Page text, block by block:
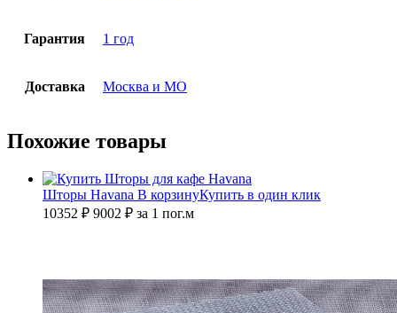
Гарантия 1 год
Доставка Москва и МО
Похожие товары
Шторы Havana В корзинуКупить в один клик
10352 ₽ 9002 ₽ за 1 пог.м